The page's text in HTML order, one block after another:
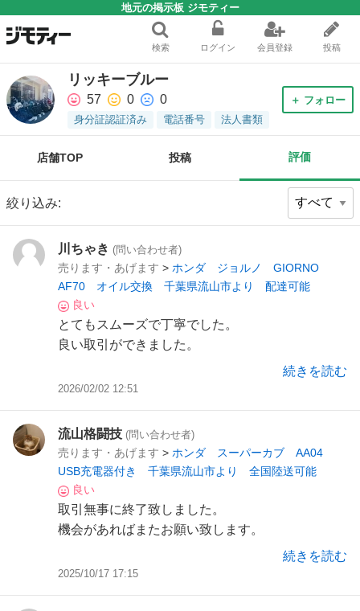
地元の掲示板 ジモティー
検索 ログイン 会員登録 投稿
リッキーブルー
57 0 0
身分証認証済み 電話番号 法人書類
＋ フォロー
店舗TOP 投稿 評価
絞り込み:
川ちゃき (問い合わせ者)
売ります・あげます > ホンダ ジョルノ GIORNO
AF70 オイル交換 千葉県流山市より 配達可能
良い
とてもスムーズで丁寧でした。
良い取引ができました。
続きを読む
2026/02/02 12:51
流山格闘技 (問い合わせ者)
売ります・あげます > ホンダ スーパーカブ AA04
USB充電器付き 千葉県流山市より 全国陸送可能
良い
取引無事に終了致しました。
機会があればまたお願い致します。
続きを読む
2025/10/17 17:15